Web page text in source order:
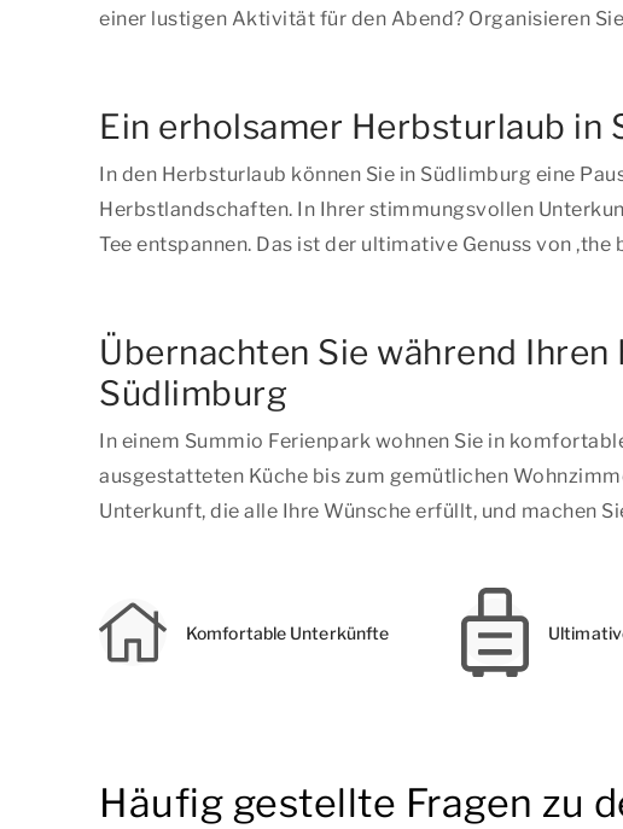
einer lustigen Aktivität für den Abend? Organisieren
Ein erholsamer Herbsturlaub in
In den Herbsturlaub können Sie in Südlimburg eine
Herbstlandschaften. In Ihrer stimmungsvollen
Tee entspannen. Das ist der ultimative Genuss von ,the
Übernachten Sie während
Südlimburg
In einem Summio Ferienpark wohnen Sie in
ausgestatteten Küche bis zum gemütlichen
Unterkunft, die alle Ihre Wünsche erfüllt, und machen
Komfortable Unterkünfte
Häufig gestellte Fragen zu